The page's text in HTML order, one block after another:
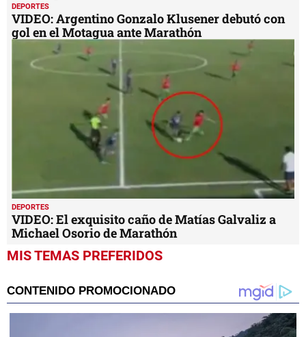
DEPORTES
VIDEO: Argentino Gonzalo Klusener debutó con
gol en el Motagua ante Marathón
DEPORTES
VIDEO: El exquisito caño de Matías Galvaliz a
Michael Osorio de Marathón
MIS TEMAS PREFERIDOS